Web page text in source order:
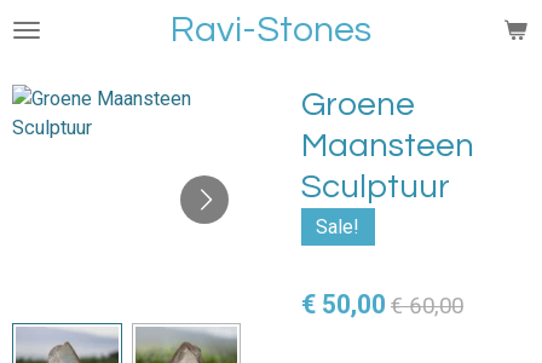
Ga
naar
hoofdinhoud
Ravi-Stones
Groene
Maansteen
Sculptuur
Sale!
€ 50,00 € 60,00